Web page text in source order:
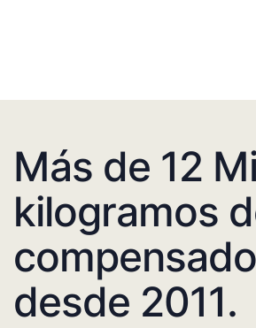
Más de 12
kilogramos
desde 2011.